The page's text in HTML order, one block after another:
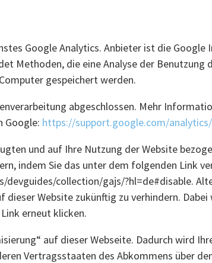
Google Analytics. Anbieter ist die
Methoden, die eine Analyse der
gespeichert werden.
abgeschlossen. Mehr
Google: https://support.google.com/
und auf Ihre Nutzung der Website
indem Sie das unter dem folgenden Link
collection/gajs/?hl=de#disable.
dieser Website zukünftig zu verhindern.
erneut klicken.
auf dieser Webseite. Dadurch wird
Vertragsstaaten des Abkommens über